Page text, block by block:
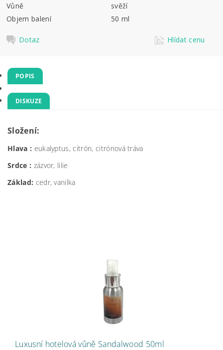
Vůně
svěží
Objem balení
50 ml
Dotaz Hlídat cenu
POPIS
DISKUZE
Složení:
Hlava : eukalyptus, citrón, citrónová tráva
Srdce : zázvor, lilie
Základ: cedr, vanilka
Luxusní hotelová vůně Sandalwood 50ml